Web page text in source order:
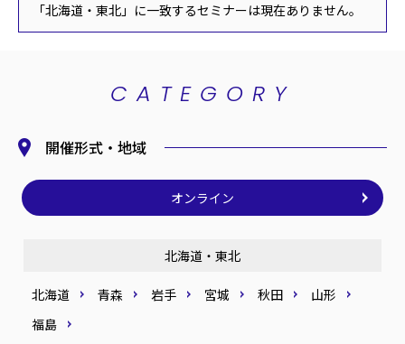
「北海道・東北」に一致するセミナーは現在ありません。
CATEGORY
開催形式・地域
オンライン
北海道・東北
北海道 青森 岩手 宮城 秋田
山形
福島